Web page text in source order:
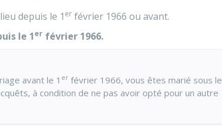
depuis le 1 er février 1966 ou avant.
le 1er février 1966.
avant le 1 er février 1966, vous êtes marié sous le
à condition de ne pas avoir opté pour un autre